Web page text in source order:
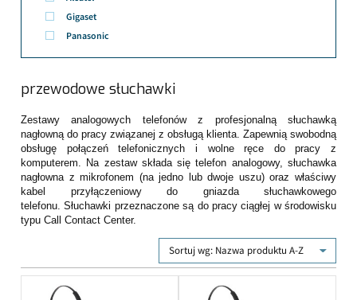
Gigaset
Panasonic
przewodowe słuchawki
Zestawy analogowych telefonów z profesjonalną słuchawką
nagłownądo pracy związanej z obsługą klienta. Zapewnią swobodną
obsługę połączeń telefonicznych i wolne ręce do pracy z
komputerem. Na zestaw składa się telefon analogowy, słuchawka
nagłowna z mikrofonem (na jedno lub dwoje uszu) oraz właściwy
kabel przyłączeniowy do gniazda słuchawkowego
telefonu. Słuchawki przeznaczone są do pracy ciągłej w środowisku
typu Call Contact Center.
Sortuj wg: Nazwa produktu A-Z